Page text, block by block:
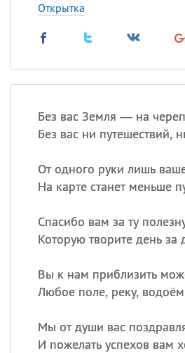
Открытка
Без вас Земля — на
Без вас ни путешествий,
От одного руки лишь
На карте станет меньше
Спасибо вам за ту
Которую творите день за
Вы к нам приблизить
Любое поле, реку,
Мы от души вас
И пожелать успехов вам